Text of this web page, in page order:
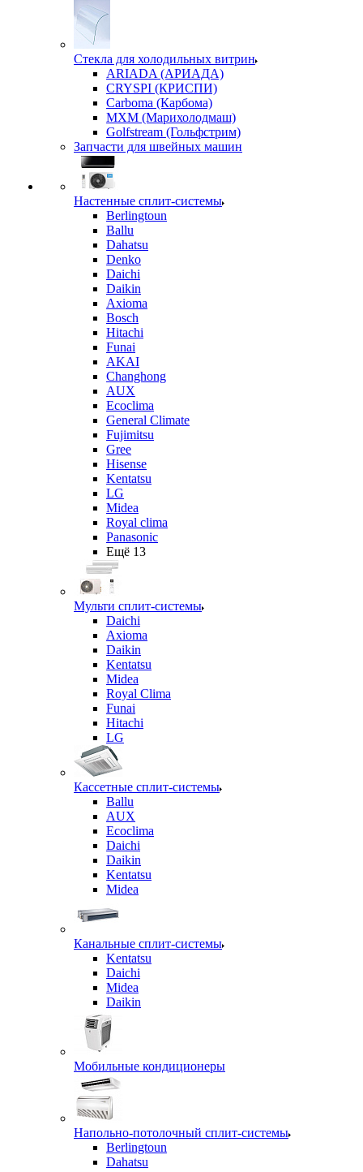
Стекла для холодильных витрин
ARIADA (АРИАДА)
CRYSPI (КРИСПИ)
Carboma (Карбома)
MXM (Марихолодмаш)
Golfstream (Гольфстрим)
Запчасти для швейных машин
Настенные сплит-системы
Berlingtoun
Ballu
Dahatsu
Denko
Daichi
Daikin
Axioma
Bosch
Hitachi
Funai
AKAI
Changhong
AUX
Ecoclima
General Climate
Fujimitsu
Gree
Hisense
Kentatsu
LG
Midea
Royal clima
Panasonic
Ещё 13
Мульти сплит-системы
Daichi
Axioma
Daikin
Kentatsu
Midea
Royal Clima
Funai
Hitachi
LG
Кассетные сплит-системы
Ballu
AUX
Ecoclima
Daichi
Daikin
Kentatsu
Midea
Канальные сплит-системы
Kentatsu
Daichi
Midea
Daikin
Мобильные кондиционеры
Напольно-потолочный сплит-системы
Berlingtoun
Dahatsu